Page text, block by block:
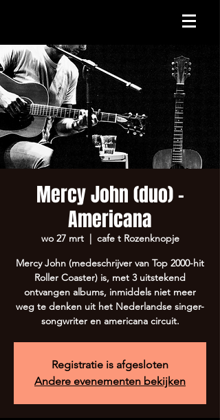
Mercy John (duo) -
Americana
wo 27 mrt
  |
cafe t Rozenknopje
Mercy John (medeschrijver van Top 2000-hit
Roller Coaster) is, met 3 uitstekend
ontvangen albums, inmiddels niet meer
weg te denken uit het Nederlandse singer-
songwriter en americana circuit.
Registratie is afgesloten
Andere evenementen bekijken